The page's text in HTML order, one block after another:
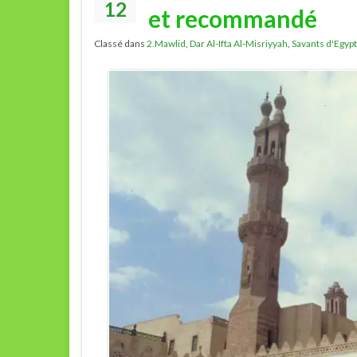
12
et recommandé
Classé dans 2.Mawlid, Dar Al-Ifta Al-Misriyyah, Savants